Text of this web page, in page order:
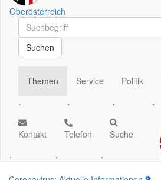
Oberösterreich
Schnellsuche
Schnellsuche
Suchen
Themen
.
Service
.
Politik
.
.
Kontakt
.
Telefon
.
Suche
.